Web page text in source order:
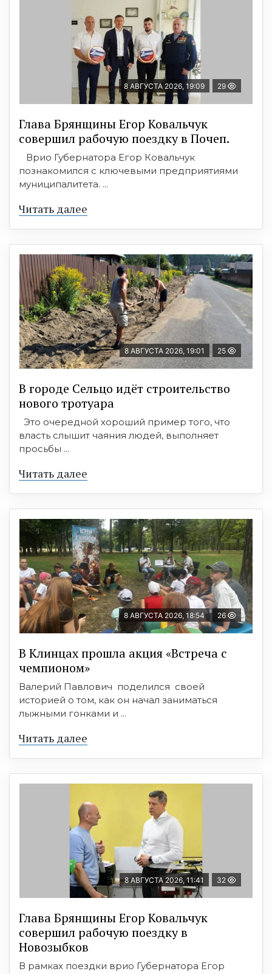
8 АВГУСТА 2026, 19:09 29
Глава Брянщины Егор Ковальчук
совершил рабочую поездку в Почеп.
Врио Губернатора Егор Ковальчук
познакомился с ключевыми предприятиями
муниципалитета. ...
Читать далее
8 АВГУСТА 2026, 19:01 25
В городе Сельцо идёт строительство
нового тротуара
Это очередной хороший пример того, что
власть слышит чаяния людей, выполняет
просьбы ...
Читать далее
8 АВГУСТА 2026, 18:54 26
В Клинцах прошла акция «Встреча с
чемпионом»
Валерий Павлович поделился своей
историей о том, как он начал заниматься
лыжными гонками и ...
Читать далее
8 АВГУСТА 2026, 11:41 32
Глава Брянщины Егор Ковальчук
совершил рабочую поездку в
Новозыбков
В рамках поездки врио Губернатора Егор